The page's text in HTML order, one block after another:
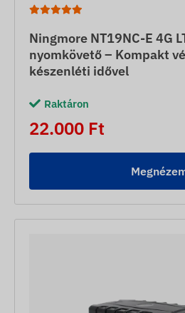
Ningmore NT19NC-E 4G
nyomkövető – Kompakt
készenléti idővel
Raktáron
22.000 Ft